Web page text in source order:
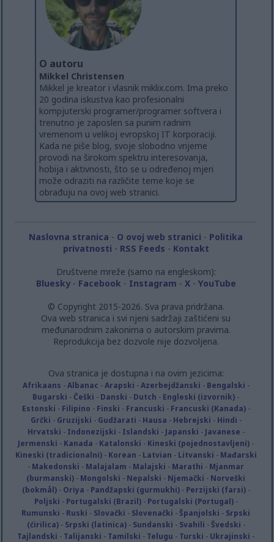
O autoru
Mikkel Christensen
Mikkel je kreator i vlasnik miklix.com. Ima preko
20 godina iskustva kao profesionalni
kompjuterski programer/programer softvera i
trenutno je zaposlen sa punim radnim
vremenom u velikoj evropskoj IT korporaciji.
Kada ne piše blog, svoje slobodno vrijeme
provodi na širokom spektru interesovanja,
hobija i aktivnosti, što se u određenoj mjeri
može odraziti na različite teme koje se
obrađuju na ovoj web stranici.
Naslovna stranica - O ovoj web stranici - Politika
privatnosti - RSS Feeds - Kontakt
Društvene mreže (samo na engleskom):
Bluesky- Facebook - Instagram - X- YouTube
© Copyright 2015-2026. Sva prava pridržana.
Ova web stranica i svi njeni sadržaji zaštićeni su
međunarodnim zakonima o autorskim pravima.
Reprodukcija bez dozvole nije dozvoljena.
Ova stranica je dostupna i na ovim jezicima:
Afrikaans -Albanac -Arapski -Azerbejdžanski - Bengalski -
Bugarski - Češki - Danski - Dutch - Engleski (izvornik) -
Estonski - Filipino - Finski - Francuski - Francuski (Kanada)-
Grčki - Gruzijski - Gudžarati - Hausa - Hebrejski - Hindi -
Hrvatski - Indonezijski - Islandski - Japanski - Javanese -
Jermenski - Kanada - Katalonski - Kineski (pojednostavljeni) -
Kineski (tradicionalni)- Korean - Latvian - Litvanski - Mađarski
- Makedonski - Malajalam - Malajski - Marathi - Mjanmar
(burmanski) - Mongolski - Nepalski - Njemački - Norveški
(bokmål)- Oriya - Pandžapski (gurmukhi)- Perzijski (farsi)-
Poljski - Portugalski (Brazil)- Portugalski (Portugal)-
Rumunski - Ruski - Slovački - Slovenački -Španjolski - Srpski
(ćirilica)- Srpski (latinica)- Sundanski - Svahili -Švedski -
Tajlandski - Talijanski - Tamilski - Telugu - Turski - Ukrajinski -